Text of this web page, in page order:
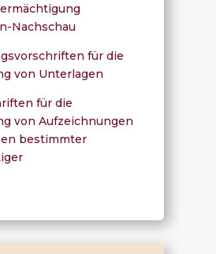
Nachschau
für die
von Unterlagen
für die
von Aufzeichnungen
bestimmter